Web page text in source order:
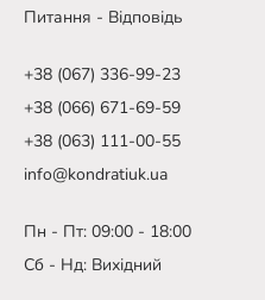
Питання - Відповідь
+38 (067) 336-99-23
+38 (066) 671-69-59
+38 (063) 111-00-55
info@kondratiuk.ua
Пн - Пт: 09:00 - 18:00
Сб - Нд: Вихідний